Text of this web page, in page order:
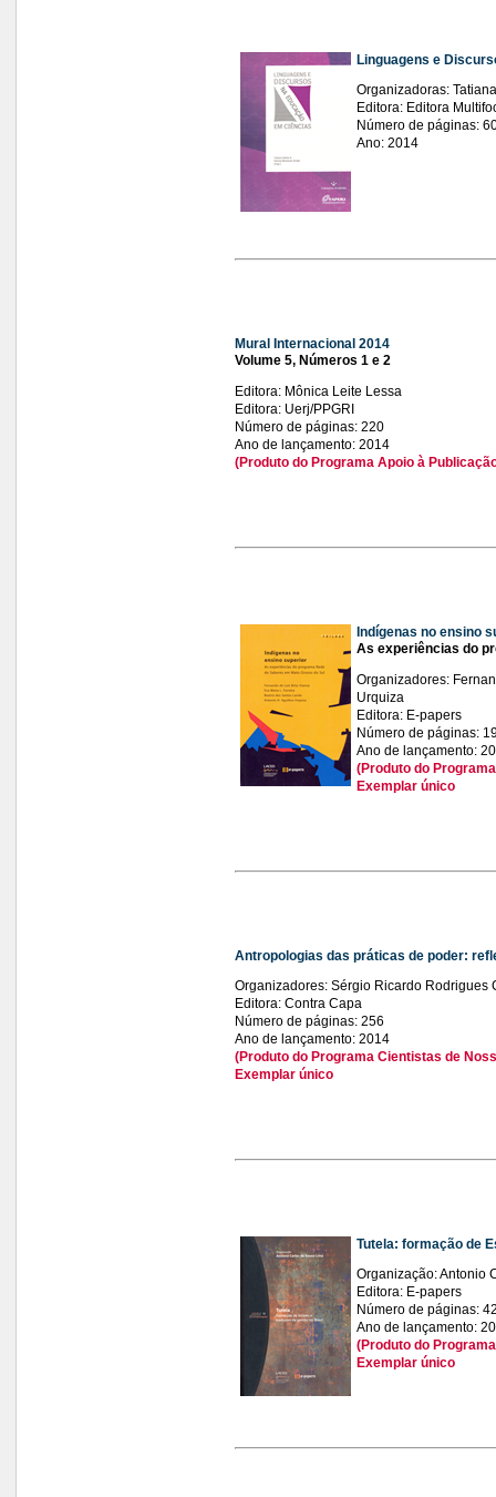
Linguagens e
Organizadoras:
Editora: Editora
Número de páginas:
Ano: 2014
Mural Internacional 2014
Volume 5, Números 1 e 2
Editora: Mônica Leite Lessa
Editora: Uerj/PPGRI
Número de páginas: 220
Ano de lançamento: 2014
(Produto do Programa Apoio à
Indígenas no ensino
As experiências do
Organizadores:
Urquiza
Editora: E-papers
Número de páginas:
Ano de lançamento:
(Produto do
Exemplar único
Antropologias das práticas de poder:
Organizadores: Sérgio Ricardo Rodrigues
Editora: Contra Capa
Número de páginas: 256
Ano de lançamento: 2014
(Produto do Programa Cientistas de
Exemplar único
Tutela: formação de
Organização: Antonio
Editora: E-papers
Número de páginas:
Ano de lançamento:
(Produto do
Exemplar único